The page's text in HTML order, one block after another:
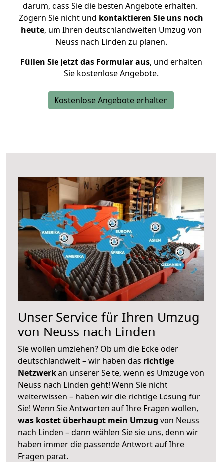
darum, dass Sie die besten Angebote erhalten.
Zögern Sie nicht und kontaktieren Sie uns noch
heute, um Ihren deutschlandweiten Umzug von
Neuss nach Linden zu planen.
Füllen Sie jetzt das Formular aus, und erhalten
Sie kostenlose Angebote.
Kostenlose Angebote erhalten
Unser Service für Ihren Umzug
von Neuss nach Linden
Sie wollen umziehen? Ob um die Ecke oder
deutschlandweit – wir haben das richtige
Netzwerkan unserer Seite, wenn es Umzüge von
Neuss nach Linden geht! Wenn Sie nicht
weiterwissen – haben wir die richtige Lösung für
Sie! Wenn Sie Antworten auf Ihre Fragen wollen,
was kostet überhaupt mein Umzug von Neuss
nach Linden – dann wählen Sie sie uns, denn wir
haben immer die passende Antwort auf Ihre
Fragen parat.